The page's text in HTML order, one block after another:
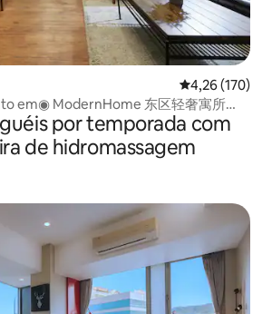
4,26 de uma
4,26 (170)
em◉ ModernHome 东区轻奢寓所
por temporada com
de hidromassagem